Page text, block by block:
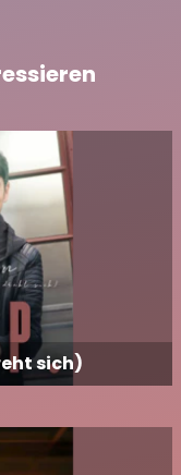
sich)